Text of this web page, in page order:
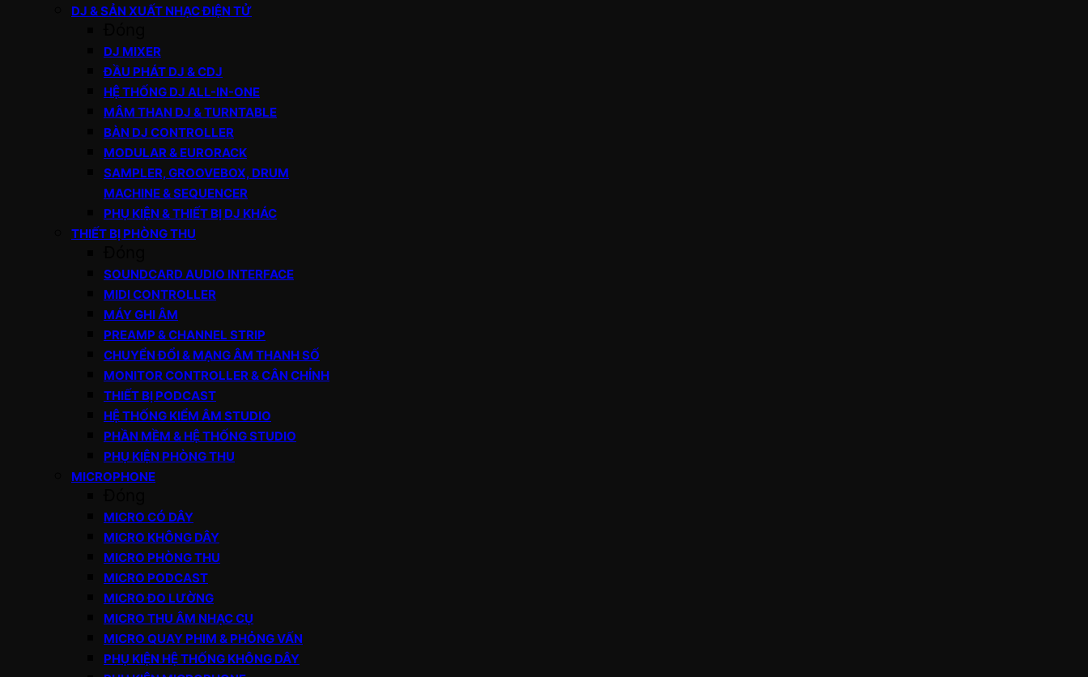
DJ & SẢN XUẤT NHẠC ĐIỆN TỬ
DJ MIXER
ĐẦU PHÁT DJ & CDJ
HỆ THỐNG DJ ALL-IN-ONE
MÂM THAN DJ & TURNTABLE
BÀN DJ CONTROLLER
MODULAR & EURORACK
SAMPLER, GROOVEBOX, DRUM
MACHINE & SEQUENCER
PHỤ KIỆN & THIẾT BỊ DJ KHÁC
THIẾT BỊ PHÒNG THU
SOUNDCARD AUDIO INTERFACE
MIDI CONTROLLER
MÁY GHI ÂM
PREAMP & CHANNEL STRIP
CHUYỂN ĐỔI & MẠNG ÂM THANH SỐ
MONITOR CONTROLLER & CÂN CHỈNH
THIẾT BỊ PODCAST
HỆ THỐNG KIỂM ÂM STUDIO
PHẦN MỀM & HỆ THỐNG STUDIO
PHỤ KIỆN PHÒNG THU
MICROPHONE
MICRO CÓ DÂY
MICRO KHÔNG DÂY
MICRO PHÒNG THU
MICRO PODCAST
MICRO ĐO LƯỜNG
MICRO THU ÂM NHẠC CỤ
MICRO QUAY PHIM & PHỎNG VẤN
PHỤ KIỆN HỆ THỐNG KHÔNG DÂY